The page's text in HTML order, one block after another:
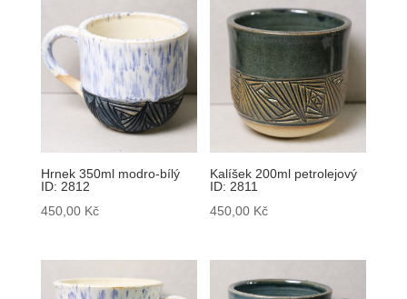
Hrnek 350ml modro-bílý
ID: 2812
450,00 Kč
Kalíšek 200ml petrolejový
ID: 2811
450,00 Kč